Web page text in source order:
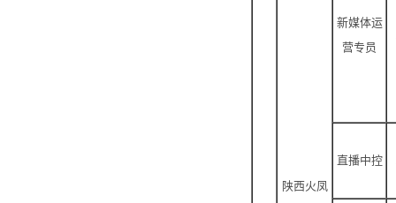
陕西火凤
新媒体运
营专员
直播中控